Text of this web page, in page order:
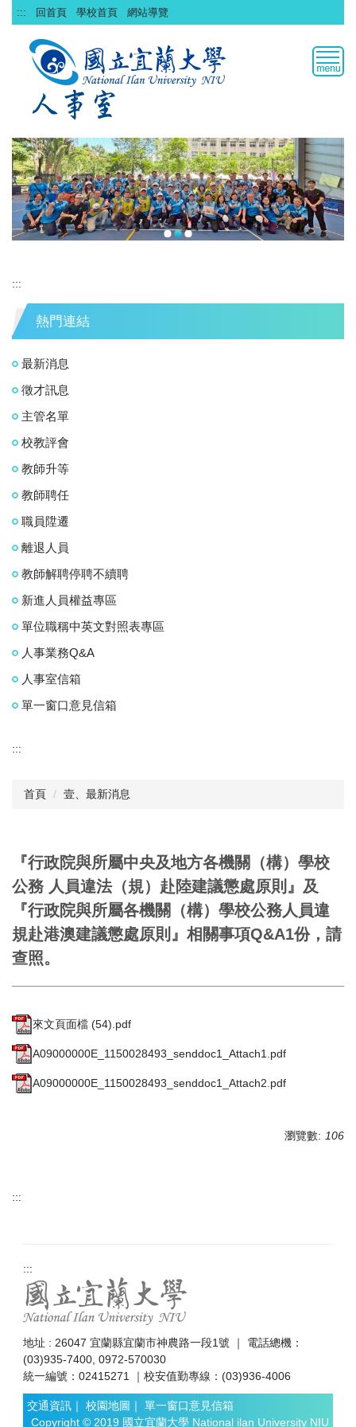
跳
到
::: 回首頁 學校首頁 網站導覽
:::
熱門連結
最新消息
徵才訊息
主管名單
校教評會
教師升等
教師聘任
職員陞遷
離退人員
教師解聘停聘不續聘
新進人員權益專區
單位職稱中英文對照表專區
人事業務Q&A
人事室信箱
單一窗口意見信箱
:::
首頁 壹、最新消息
『行政院與所屬中央及地方各機關（構）學校
公務 人員違法（規）赴陸建議懲處原則』及
『行政院與所屬各機關（構）學校公務人員違
規赴港澳建議懲處原則』相關事項Q&A1份，請
查照。
來文頁面檔 (54).pdf
A09000000E_1150028493_senddoc1_Attach1.pdf
A09000000E_1150028493_senddoc1_Attach2.pdf
瀏覽數: 106
:::
:::
地址 : 26047 宜蘭縣宜蘭市神農路一段1號 ｜ 電話總機：
(03)935-7400, 0972-570030
統一編號：02415271 ｜校安值勤專線：(03)936-4006
交通資訊 ｜ 校園地圖 ｜ 單一窗口意見信箱
Copyright © 2019 國立宜蘭大學 National ilan University NIU